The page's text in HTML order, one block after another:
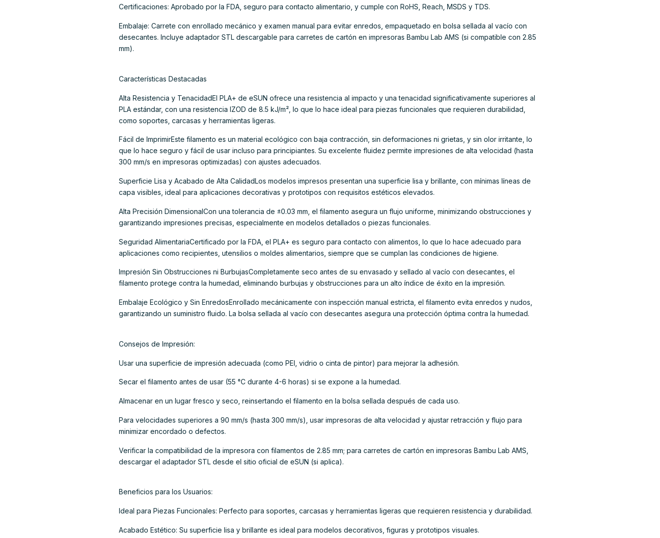
Certificaciones: Aprobado por la FDA, seguro para contacto alimentario, y cumple con RoHS, Reach, MSDS y TDS.
Embalaje: Carrete con enrollado mecánico y examen manual para evitar enredos, empaquetado en bolsa sellada al vacío con
desecantes. Incluye adaptador STL descargable para carretes de cartón en impresoras Bambu Lab AMS (si compatible con 2.85
mm).
Características Destacadas
Alta Resistencia y TenacidadEl PLA+ de eSUN ofrece una resistencia al impacto y una tenacidad significativamente superiores al
PLA estándar, con una resistencia IZOD de 8.5 kJ/m², lo que lo hace ideal para piezas funcionales que requieren durabilidad,
como soportes, carcasas y herramientas ligeras.
Fácil de ImprimirEste filamento es un material ecológico con baja contracción, sin deformaciones ni grietas, y sin olor irritante, lo
que lo hace seguro y fácil de usar incluso para principiantes. Su excelente fluidez permite impresiones de alta velocidad (hasta
300 mm/s en impresoras optimizadas) con ajustes adecuados.
Superficie Lisa y Acabado de Alta CalidadLos modelos impresos presentan una superficie lisa y brillante, con mínimas líneas de
capa visibles, ideal para aplicaciones decorativas y prototipos con requisitos estéticos elevados.
Alta Precisión DimensionalCon una tolerancia de ±0.03 mm, el filamento asegura un flujo uniforme, minimizando obstrucciones y
garantizando impresiones precisas, especialmente en modelos detallados o piezas funcionales.
Seguridad AlimentariaCertificado por la FDA, el PLA+ es seguro para contacto con alimentos, lo que lo hace adecuado para
aplicaciones como recipientes, utensilios o moldes alimentarios, siempre que se cumplan las condiciones de higiene.
Impresión Sin Obstrucciones ni BurbujasCompletamente seco antes de su envasado y sellado al vacío con desecantes, el
filamento protege contra la humedad, eliminando burbujas y obstrucciones para un alto índice de éxito en la impresión.
Embalaje Ecológico y Sin EnredosEnrollado mecánicamente con inspección manual estricta, el filamento evita enredos y nudos,
garantizando un suministro fluido. La bolsa sellada al vacío con desecantes asegura una protección óptima contra la humedad.
Consejos de Impresión:
Usar una superficie de impresión adecuada (como PEI, vidrio o cinta de pintor) para mejorar la adhesión.
Secar el filamento antes de usar (55 °C durante 4-6 horas) si se expone a la humedad.
Almacenar en un lugar fresco y seco, reinsertando el filamento en la bolsa sellada después de cada uso.
Para velocidades superiores a 90 mm/s (hasta 300 mm/s), usar impresoras de alta velocidad y ajustar retracción y flujo para
minimizar encordado o defectos.
Verificar la compatibilidad de la impresora con filamentos de 2.85 mm; para carretes de cartón en impresoras Bambu Lab AMS,
descargar el adaptador STL desde el sitio oficial de eSUN (si aplica).
Beneficios para los Usuarios:
Ideal para Piezas Funcionales: Perfecto para soportes, carcasas y herramientas ligeras que requieren resistencia y durabilidad.
Acabado Estético: Su superficie lisa y brillante es ideal para modelos decorativos, figuras y prototipos visuales.